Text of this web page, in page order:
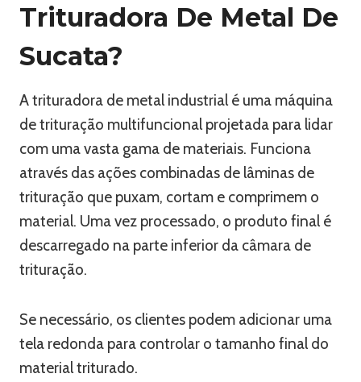
Trituradora De Metal De
Sucata?
A trituradora de metal industrial é uma máquina
de trituração multifuncional projetada para lidar
com uma vasta gama de materiais. Funciona
através das ações combinadas de lâminas de
trituração que puxam, cortam e comprimem o
material. Uma vez processado, o produto final é
descarregado na parte inferior da câmara de
trituração.
Se necessário, os clientes podem adicionar uma
tela redonda para controlar o tamanho final do
material triturado.